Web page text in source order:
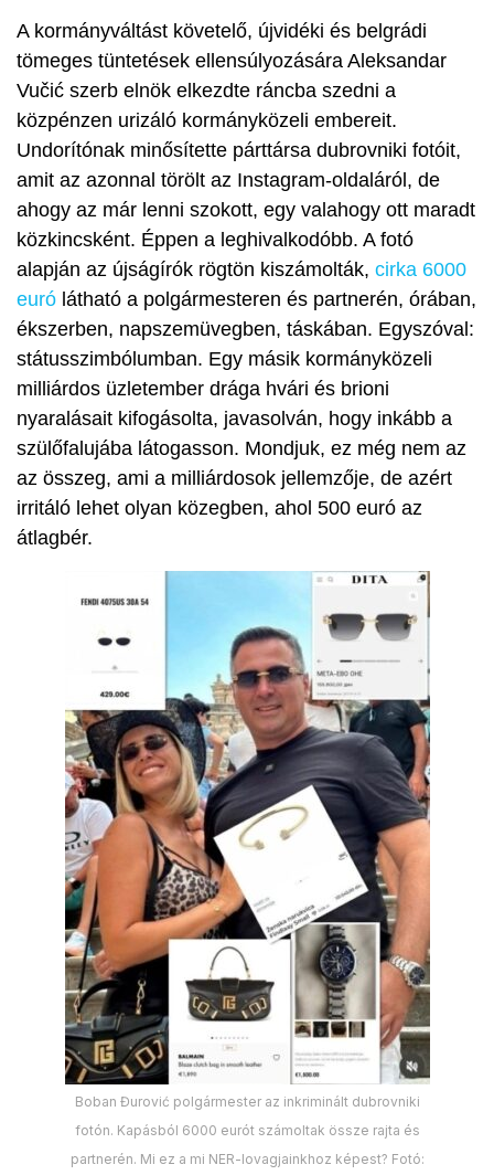
A kormányváltást követelő, újvidéki és belgrádi
tömeges tüntetések ellensúlyozására Aleksandar
Vučić szerb elnök elkezdte ráncba szedni a
közpénzen urizáló kormányközeli embereit.
Undorítónak minősítette párttársa dubrovniki fotóit,
amit az azonnal törölt az Instagram-oldaláról, de
ahogy az már lenni szokott, egy valahogy ott maradt
közkincsként. Éppen a leghivalkodóbb. A fotó
alapján az újságírók rögtön kiszámolták, cirka 6000
euró látható a polgármesteren és partnerén, órában,
ékszerben, napszemüvegben, táskában. Egyszóval:
státusszimbólumban. Egy másik kormányközeli
milliárdos üzletember drága hvári és brioni
nyaralásait kifogásolta, javasolván, hogy inkább a
szülőfalujába látogasson. Mondjuk, ez még nem az
az összeg, ami a milliárdosok jellemzője, de azért
irritáló lehet olyan közegben, ahol 500 euró az
átlagbér.
Boban Đurović polgármester az inkriminált dubrovniki
fotón. Kapásból 6000 eurót számoltak össze rajta és
partnerén. Mi ez a mi NER-lovagjainkhoz képest? Fotó: